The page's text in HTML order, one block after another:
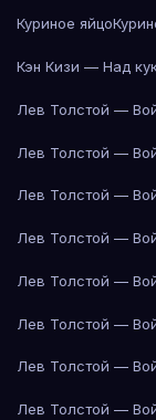
Куриное яйцо
Кэн Кизи — Над
Лев Толстой —
Лев Толстой —
Лев Толстой —
Лев Толстой —
Лев Толстой —
Лев Толстой —
Лев Толстой —
Лев Толстой —